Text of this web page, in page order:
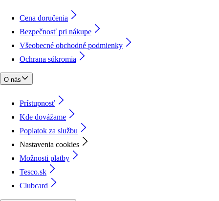
Cena doručenia
Bezpečnosť pri nákupe
Všeobecné obchodné podmienky
Ochrana súkromia
O nás
Prístupnosť
Kde dovážame
Poplatok za službu
Nastavenia cookies
Možnosti platby
Tesco.sk
Clubcard